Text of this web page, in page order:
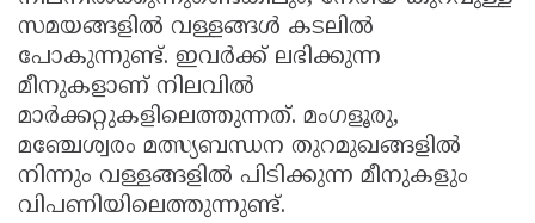
സമയങ്ങളിൽ വള്ളങ്ങൾ കടലിൽ
പോകുന്നുണ്ട്. ഇവർക്ക് ലഭിക്കുന്ന
മീനുകളാണ് നിലവിൽ
മാർക്കറ്റുകളിലെത്തുന്നത്. മംഗളൂരു,
മഞ്ചേശ്വരം മത്സ്യബന്ധന തുറമുഖങ്ങളിൽ
നിന്നും വള്ളങ്ങളിൽ പിടിക്കുന്ന മീനുകളും
വിപണിയിലെത്തുന്നുണ്ട്.